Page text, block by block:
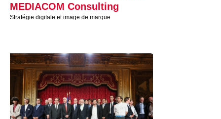
MEDIACOM Consulting
Stratégie digitale et image de marque